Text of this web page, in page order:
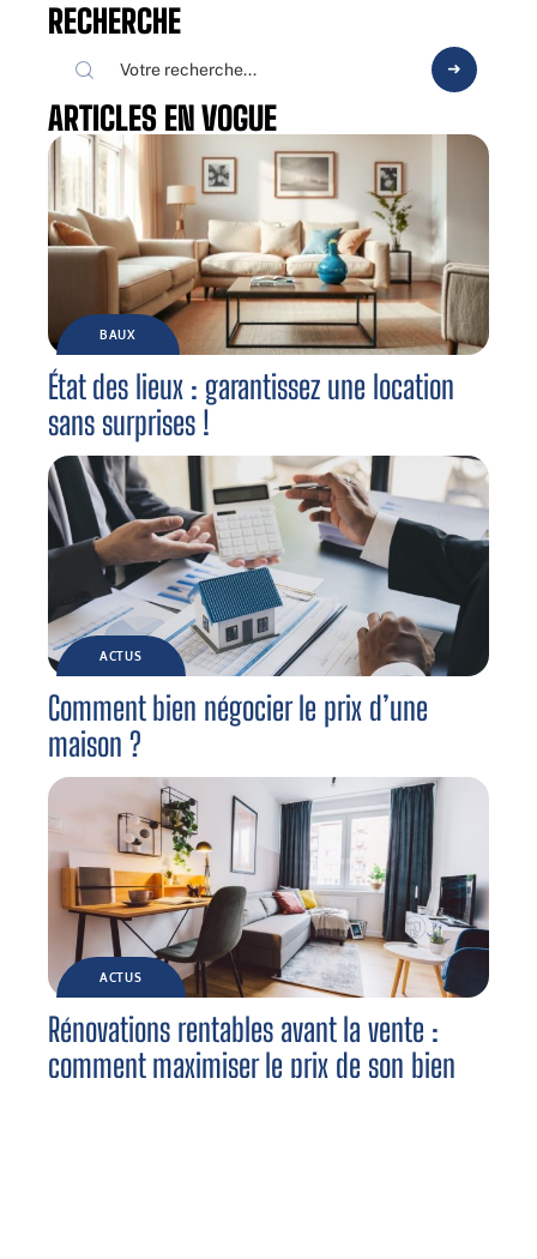
RECHERCHE
ARTICLES EN VOGUE
BAUX
État des lieux : garantissez une location
sans surprises !
ACTUS
Comment bien négocier le prix d’une
maison ?
ACTUS
Rénovations rentables avant la vente :
comment maximiser le prix de son bien